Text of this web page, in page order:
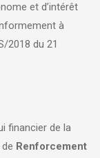
et d’intérêt
à
2018 du 21
financier de la
Renforcement